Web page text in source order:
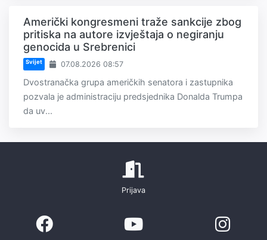
Američki kongresmeni traže sankcije zbog
pritiska na autore izvještaja o negiranju
genocida u Srebrenici
Svijet 07.08.2026 08:57
Dvostranačka grupa američkih senatora i zastupnika
pozvala je administraciju predsjednika Donalda Trumpa
da uv...
Prijava